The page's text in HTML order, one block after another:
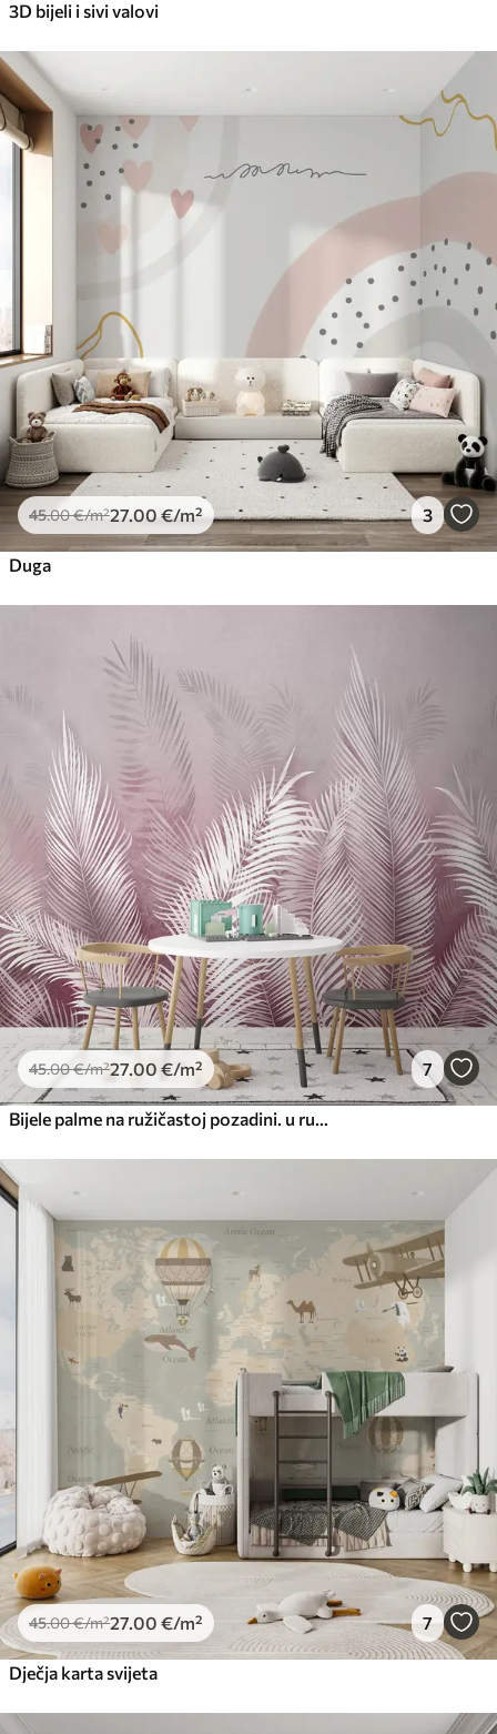
3D bijeli i sivi valovi
45.00€/m²27.00 €/m² 3
Duga
45.00€/m²27 .00 €/m² 7
45.00€/m²27 .00 €/m² 7
Dječja karta svijeta